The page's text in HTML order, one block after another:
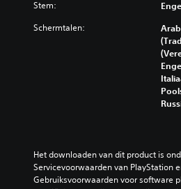
Stem:
Schermtalen:
Het downloaden van dit product is
Servicevoorwaarden van PlayStation
Gebruiksvoorwaarden voor software